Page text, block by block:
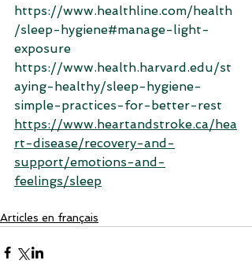
https://www.healthline.com/health
/sleep-hygiene#manage-light-
exposure
https://www.health.harvard.edu/st
aying-healthy/sleep-hygiene-
simple-practices-for-better-rest
https://www.heartandstroke.ca/hea
rt-disease/recovery-and-
support/emotions-and-
feelings/sleep
Articles en français